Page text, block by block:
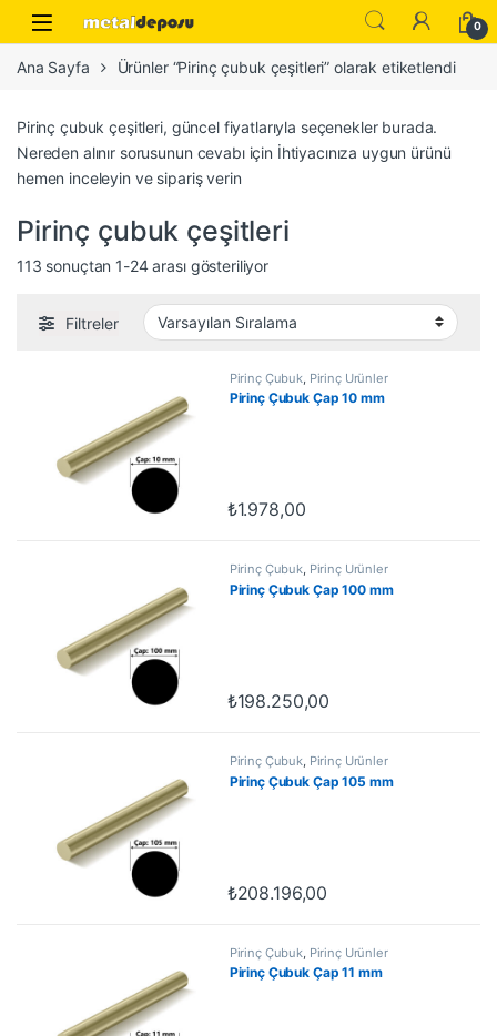
Skip to navigation
Skip to content
0
Ana Sayfa Ürünler “Pirinç çubuk çeşitleri” olarak etiketlendi
Pirinç çubuk çeşitleri, güncel fiyatlarıyla seçenekler burada.
Nereden alınır sorusunun cevabı için İhtiyacınıza uygun ürünü
hemen inceleyin ve sipariş verin
Pirinç çubuk çeşitleri
113 sonuçtan 1-24 arası gösteriliyor
Filtreler
Pirinç Çubuk, Pirinç Ürünler
Pirinç Çubuk Çap 10 mm
₺1.978,00
Pirinç Çubuk, Pirinç Ürünler
Pirinç Çubuk Çap 100 mm
₺198.250,00
Pirinç Çubuk, Pirinç Ürünler
Pirinç Çubuk Çap 105 mm
₺208.196,00
Pirinç Çubuk, Pirinç Ürünler
Pirinç Çubuk Çap 11 mm